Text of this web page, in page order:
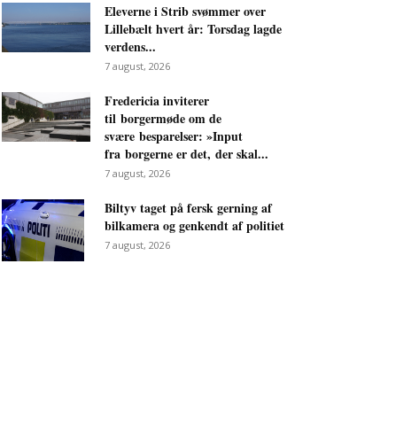
Eleverne i Strib svømmer over
Lillebælt hvert år: Torsdag lagde
verdens...
7 august, 2026
Fredericia inviterer
til borgermøde om de
svære besparelser: »Input
fra borgerne er det, der skal...
7 august, 2026
Biltyv taget på fersk gerning af
bilkamera og genkendt af politiet
7 august, 2026